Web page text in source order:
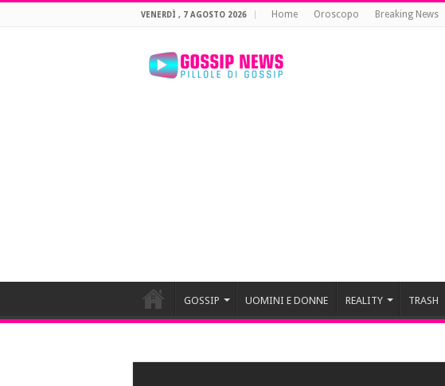
VENERDÌ , 7 AGOSTO 2026 Home Oroscopo Breaking News
GOSSIP UOMINI E DONNE REALITY TRASH